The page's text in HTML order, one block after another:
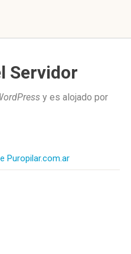
Servidor
y es alojado por
Puropilar.com.ar